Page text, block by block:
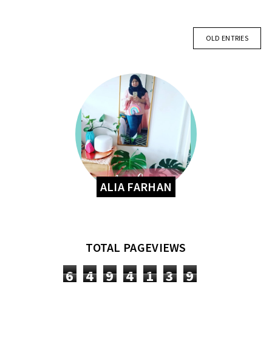
OLD ENTRIES
ALIA FARHAN
TOTAL PAGEVIEWS
6 4 9 4 1 3 9